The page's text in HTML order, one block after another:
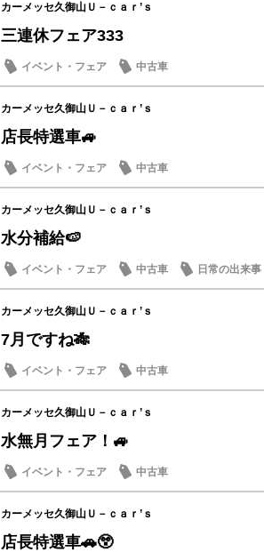
カーメッセ久御山Ｕ－ｃａｒ’ｓ
三連休フェア333
イベント・フェア 中古車
カーメッセ久御山Ｕ－ｃａｒ’ｓ
店長特選車🚙
イベント・フェア 中古車
カーメッセ久御山Ｕ－ｃａｒ’ｓ
水分補給🍉
イベント・フェア 中古車 日常の出来事
カーメッセ久御山Ｕ－ｃａｒ’ｓ
7月ですね🎋
イベント・フェア 中古車
カーメッセ久御山Ｕ－ｃａｒ’ｓ
水無月フェア！🚙
イベント・フェア 中古車
カーメッセ久御山Ｕ－ｃａｒ’ｓ
店長特選車🚗😲